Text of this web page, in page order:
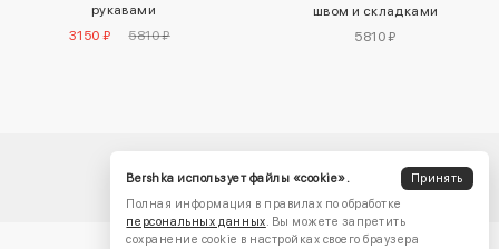
рукавами
3150 ₽
5810 ₽
швом и складками
5810 ₽
Bershka использует файлы «cookie».
Принять
Полная информация в правилах по обработке
персональных данных. Вы можете запретить
сохранение cookie в настройках своего браузера